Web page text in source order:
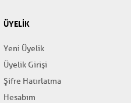
ÜYELİK
Yeni Üyelik
Üyelik Girişi
Şifre Hatırlatma
Hesabım